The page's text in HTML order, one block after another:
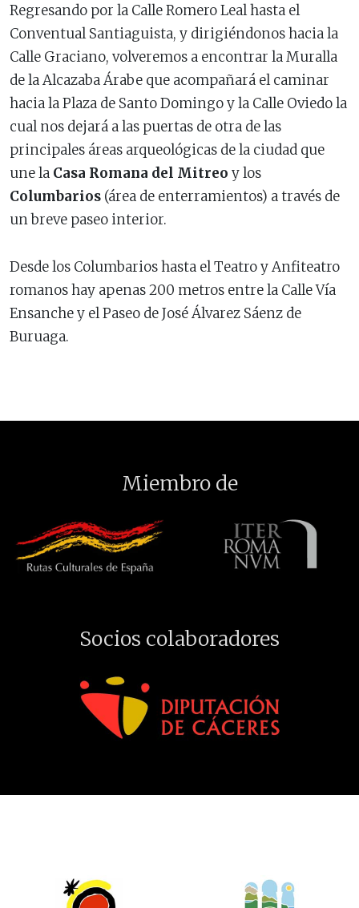
Regresando por la Calle Romero Leal hasta el
Conventual Santiaguista, y dirigiéndonos hacia la
Calle Graciano, volveremos a encontrar la Muralla
de la Alcazaba Árabe que acompañará el caminar
hacia la Plaza de Santo Domingo y la Calle Oviedo la
cual nos dejará a las puertas de otra de las
principales áreas arqueológicas de la ciudad que
une la Casa Romana del Mitreo y los
Columbarios (área de enterramientos) a través de
un breve paseo interior.
Desde los Columbarios hasta el Teatro y Anfiteatro
romanos hay apenas 200 metros entre la Calle Vía
Ensanche y el Paseo de José Álvarez Sáenz de
Buruaga.
Miembro de
Socios colaboradores